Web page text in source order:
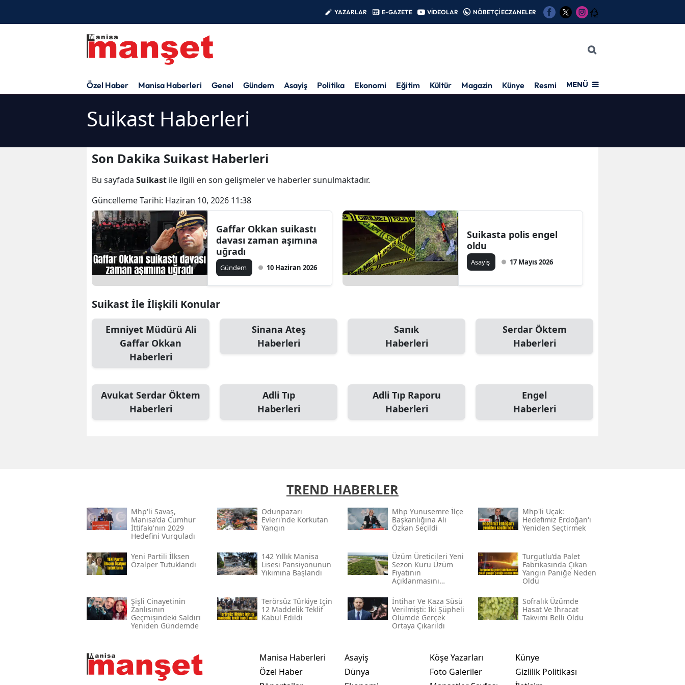
YAZARLAR E-GAZETE VİDEOLAR NÖBETÇİ ECZANELER 12
Özel Haber Manisa Haberleri Genel Gündem Asayiş Politika Ekonomi Eğitim Kültür Magazin Künye Resmi İlanMENÜ
Suikast Haberleri
Son Dakika Suikast Haberleri
Bu sayfada Suikast ile ilgili en son gelişmeler ve haberler sunulmaktadır.
Güncelleme Tarihi: Haziran 10, 2026 11:38
Gaffar Okkan suikastı
davası zaman aşımına
uğradı
Gündem 10 Haziran 2026
Suikasta polis engel
oldu
Asayiş 17 Mayıs 2026
Suikast İle İlişkili Konular
Emniyet Müdürü Ali
Gaffar Okkan
Haberleri
Sinana Ateş
Haberleri
Sanık
Haberleri
Serdar Öktem
Haberleri
Avukat Serdar Öktem
Haberleri
Adli Tıp
Haberleri
Adli Tıp Raporu
Haberleri
Engel
Haberleri
TREND HABERLER
Mhp'li Savaş,
Manisa'da Cumhur
İttifakı'nın 2029
Hedefini Vurguladı
Odunpazarı
Evleri'nde Korkutan
Yangın
Mhp Yunusemre İlçe
Başkanlığına Ali
Özkan Seçildi
Mhp'li Uçak:
Hedefimiz Erdoğan'ı
Yeniden Seçtirmek
Yeni̇ Partili İlksen
Özalper Tutuklandı
142 Yıllık Manisa
Lisesi Pansiyonunun
Yıkımına Başlandı
Üzüm Üreticileri Yeni
Sezon Kuru Üzüm
Fiyatının
Açıklanmasını
Turgutlu’da Palet
Fabrikasında Çıkan
Yangın Paniğe Neden
Oldu
Şişli Cinayetinin
Zanlısının
Geçmişindeki Saldırı
Yeniden Gündemde
Terörsüz Türkiye Için
12 Maddelik Teklif
Kabul Edildi
İntihar Ve Kaza Süsü
Verilmişti: İki Şüpheli
Ölümde Gerçek
Ortaya Çıkarıldı
Sofralık Üzümde
Hasat Ve Ihracat
Takvimi Belli Oldu
Manisa Haberleri
Özel Haber
Asayiş
Dünya
Köşe Yazarları
Foto Galeriler
Künye
Gizlilik Politikası